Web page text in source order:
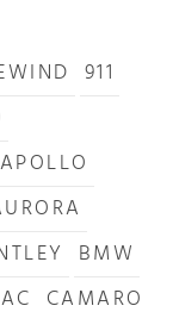
911
APOLLO
BMW
CAMARO